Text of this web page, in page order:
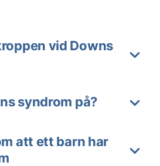
vid Downs
syndrom på?
att ett barn har